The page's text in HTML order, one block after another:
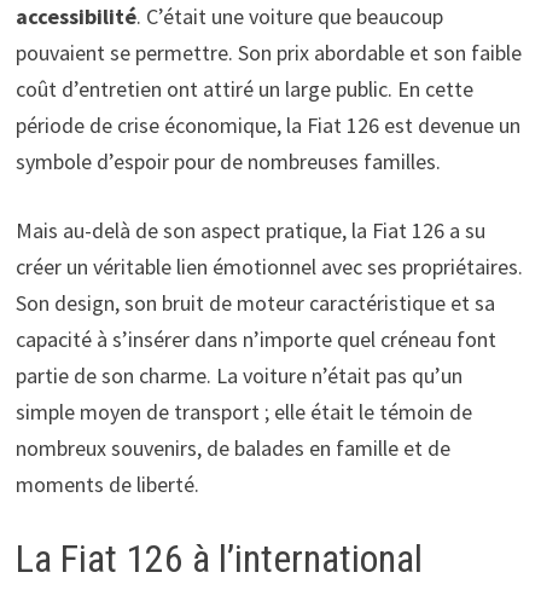
accessibilité. C’était une voiture que beaucoup
pouvaient se permettre. Son prix abordable et son faible
coût d’entretien ont attiré un large public. En cette
période de crise économique, la Fiat 126 est devenue un
symbole d’espoir pour de nombreuses familles.
Mais au-delà de son aspect pratique, la Fiat 126 a su
créer un véritable lien émotionnel avec ses propriétaires.
Son design, son bruit de moteur caractéristique et sa
capacité à s’insérer dans n’importe quel créneau font
partie de son charme. La voiture n’était pas qu’un
simple moyen de transport ; elle était le témoin de
nombreux souvenirs, de balades en famille et de
moments de liberté.
La Fiat 126 à l’international